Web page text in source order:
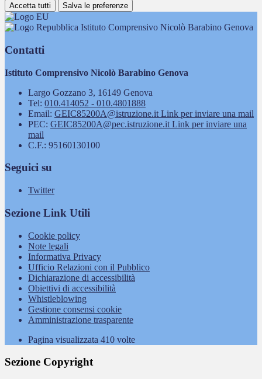
Accetta tutti Salva le preferenze
Istituto Comprensivo Nicolò Barabino Genova
Contatti
Istituto Comprensivo Nicolò Barabino Genova
Largo Gozzano 3, 16149 Genova
Tel: 010.414052 - 010.4801888
Email: GEIC85200A@istruzione.it Link per inviare una mail
PEC: GEIC85200A@pec.istruzione.it Link per inviare una
mail
C.F.: 95160130100
Seguici su
Twitter
Sezione Link Utili
Cookie policy
Note legali
Informativa Privacy
Ufficio Relazioni con il Pubblico
Dichiarazione di accessibilità
Obiettivi di accessibilità
Whistleblowing
Gestione consensi cookie
Amministrazione trasparente
Pagina visualizzata 410 volte
Sezione Copyright